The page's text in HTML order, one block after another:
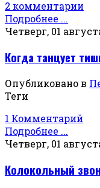
2 комментарии
Подробнее ...
Четверг, 01
Когда танцует
Опубликовано в
Теги
1 Комментарий
Подробнее ...
Четверг, 01
Колокольный